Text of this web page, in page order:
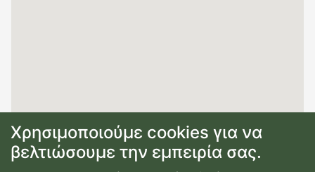
Χρησιμοποιούμε cookies για να
βελτιώσουμε την εμπειρία σας.